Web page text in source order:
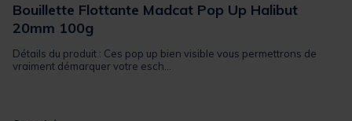
Bouillette Flottante Madcat Pop Up Halibut
20mm 100g
Détails du produit : Ces pop up bien visible vous permettrons de
vraiment démarquer votre esch...